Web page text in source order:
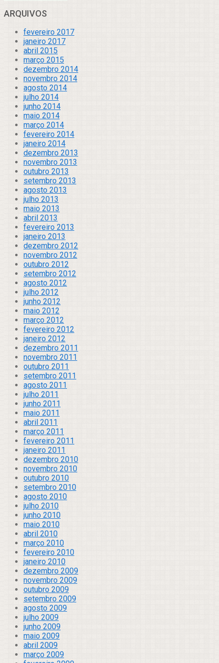
ARQUIVOS
fevereiro 2017
janeiro 2017
abril 2015
março 2015
dezembro 2014
novembro 2014
agosto 2014
julho 2014
junho 2014
maio 2014
março 2014
fevereiro 2014
janeiro 2014
dezembro 2013
novembro 2013
outubro 2013
setembro 2013
agosto 2013
julho 2013
maio 2013
abril 2013
fevereiro 2013
janeiro 2013
dezembro 2012
novembro 2012
outubro 2012
setembro 2012
agosto 2012
julho 2012
junho 2012
maio 2012
março 2012
fevereiro 2012
janeiro 2012
dezembro 2011
novembro 2011
outubro 2011
setembro 2011
agosto 2011
julho 2011
junho 2011
maio 2011
abril 2011
março 2011
fevereiro 2011
janeiro 2011
dezembro 2010
novembro 2010
outubro 2010
setembro 2010
agosto 2010
julho 2010
junho 2010
maio 2010
abril 2010
março 2010
fevereiro 2010
janeiro 2010
dezembro 2009
novembro 2009
outubro 2009
setembro 2009
agosto 2009
julho 2009
junho 2009
maio 2009
abril 2009
março 2009